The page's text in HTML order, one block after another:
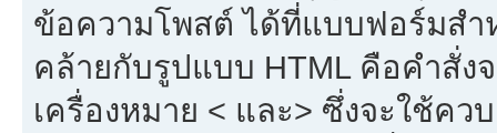
ข้อความโพสต์ ได้ที่แบบฟอร์มสำ
คล้ายกับรูปแบบ HTML คือคำสั่ง
เครื่องหมาย < และ> ซึ่งจะใช้ค